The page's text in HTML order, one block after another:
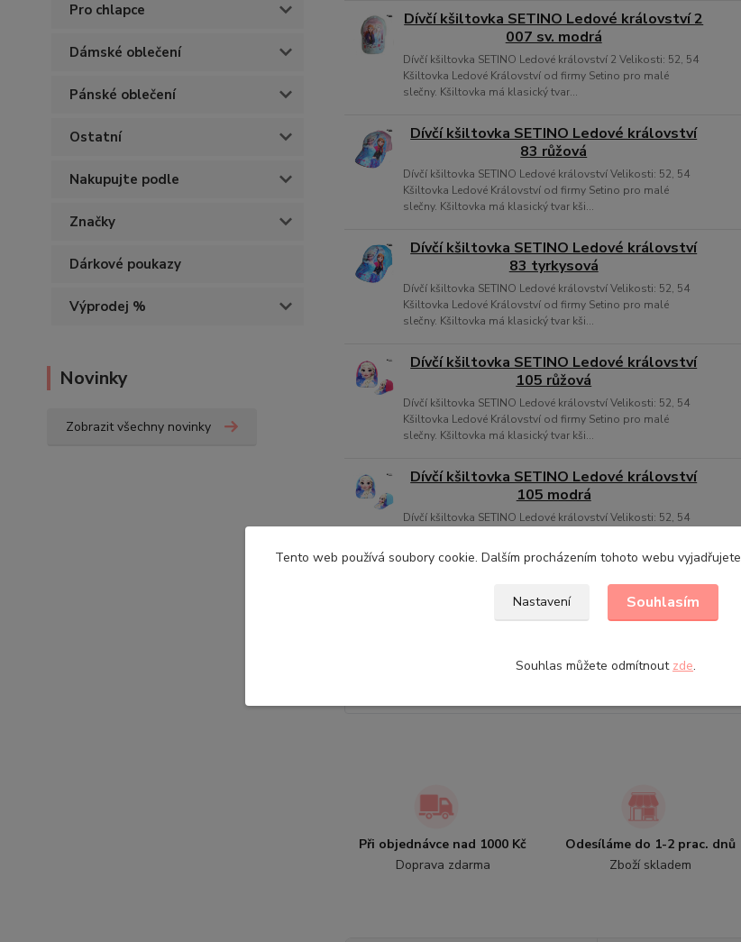
Pro chlapce
Dámské oblečení
Pánské oblečení
Ostatní
Nakupujte podle
Značky
Dárkové poukazy
Výprodej %
Novinky
Zobrazit všechny novinky
Dívčí kšiltovka SETINO Ledové království 2
007 sv. modrá
Dívčí kšiltovka SETINO Ledové království 2 Velikosti: 52, 54
Kšiltovka Ledové Království od firmy Setino pro malé
slečny. Kšiltovka má klasický tvar...
Dívčí kšiltovka SETINO Ledové království
83 růžová
Dívčí kšiltovka SETINO Ledové království Velikosti: 52, 54
Kšiltovka Ledové Království od firmy Setino pro malé
slečny. Kšiltovka má klasický tvar kši...
Dívčí kšiltovka SETINO Ledové království
83 tyrkysová
Dívčí kšiltovka SETINO Ledové království Velikosti: 52, 54
Kšiltovka Ledové Království od firmy Setino pro malé
slečny. Kšiltovka má klasický tvar kši...
Dívčí kšiltovka SETINO Ledové království
105 růžová
Dívčí kšiltovka SETINO Ledové království Velikosti: 52, 54
Kšiltovka Ledové Království od firmy Setino pro malé
slečny. Kšiltovka má klasický tvar kši...
Dívčí kšiltovka SETINO Ledové království
105 modrá
Dívčí kšiltovka SETINO Ledové království Velikosti: 52, 54
slečny. Kšiltovka má klasický tvar kši...
Potřebujete poradit?
+420 774 143 525
info@wolf-demar.cz
Při objednávce nad 1000 Kč
Doprava zdarma
Odesíláme do 1-2 prac. dnů
Zboží skladem
Tento web používá soubory cookie. Dalším procházením tohoto webu vyjadřujete
Nastavení Souhlasím
Souhlas můžete odmítnout zde.